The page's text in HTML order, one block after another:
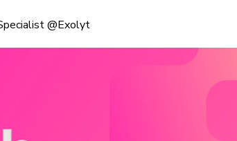
@Exolyt